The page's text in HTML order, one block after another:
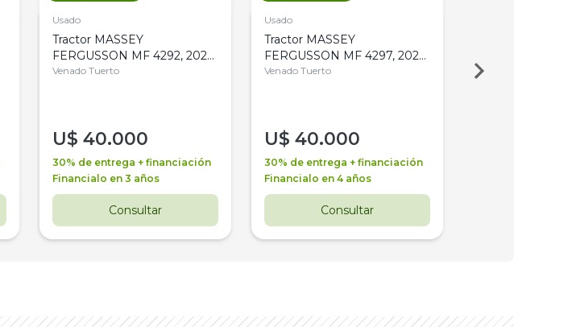
Usado
Tractor MASSEY
FERGUSSON MF 4292, 2020,
4WD, PATON
Venado Tuerto
U$ 40.000
30% de entrega + financiación
Financialo en 3 años
Consultar
Usado
Tractor MASSEY
FERGUSSON MF 4297, 2020,
4WD, PATON
Venado Tuerto
U$ 40.000
30% de entrega + financiación
Financialo en 4 años
Consultar
Venado Tuerto